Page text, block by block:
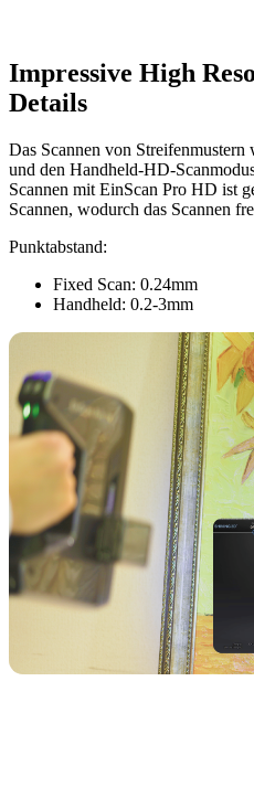
Impressive High
Details
Das Scannen von Streifenmustern
und den Handheld-HD-
Scannen mit EinScan Pro HD ist
Scannen, wodurch das Scannen
Punktabstand:
Fixed Scan: 0.24mm
Handheld: 0.2-3mm